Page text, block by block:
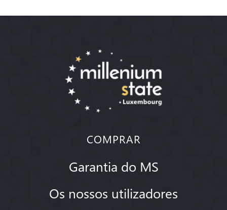
COMPRAR
Garantia do MS
Os nossos utilizadores